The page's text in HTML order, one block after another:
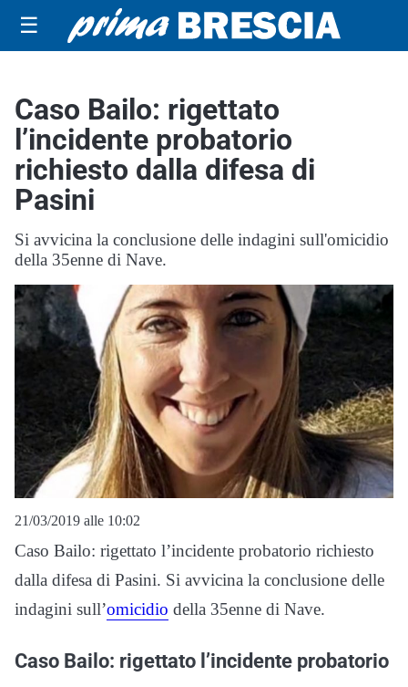
☰
Caso Bailo: rigettato
l’incidente probatorio
richiesto dalla difesa di
Pasini
Si avvicina la conclusione delle indagini sull'omicidio
della 35enne di Nave.
21/03/2019 alle 10:02
Caso Bailo: rigettato l’incidente probatorio richiesto
dalla difesa di Pasini. Si avvicina la conclusione delle
indagini sull’omicidio della 35enne di Nave.
Caso Bailo: rigettato l’incidente probatorio